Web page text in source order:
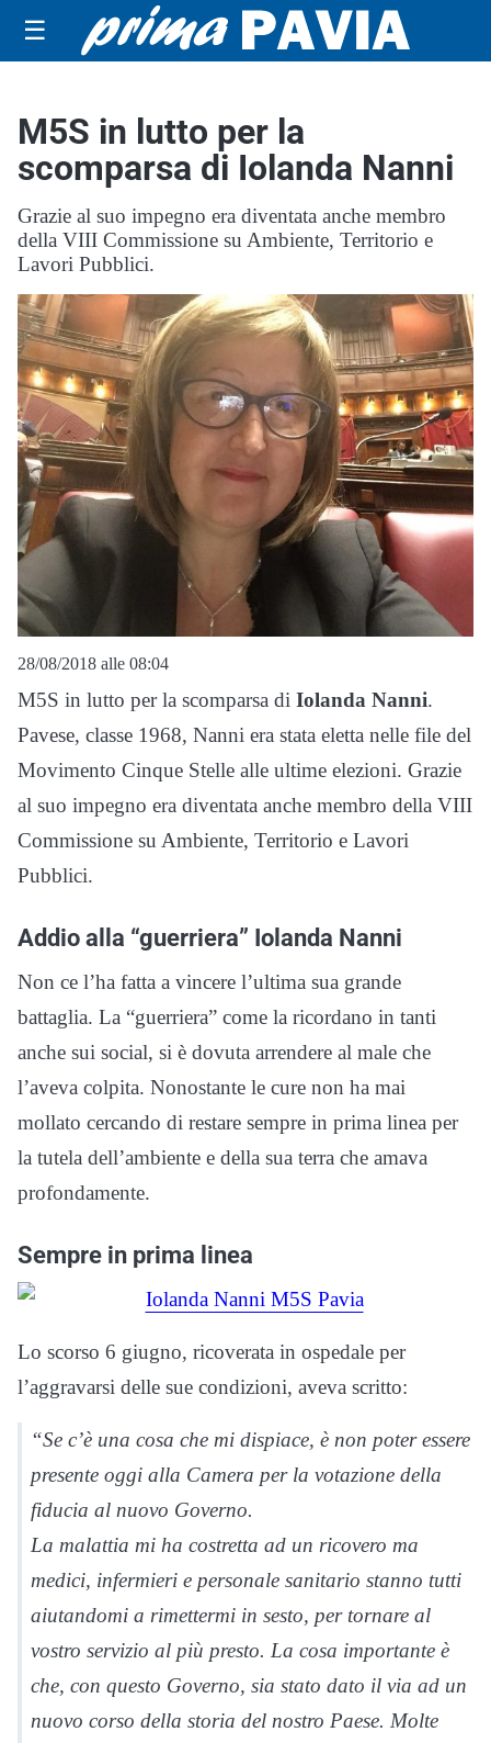
☰
M5S in lutto per la
scomparsa di Iolanda Nanni
Grazie al suo impegno era diventata anche membro
della VIII Commissione su Ambiente, Territorio e
Lavori Pubblici.
28/08/2018 alle 08:04
M5S in lutto per la scomparsa di Iolanda Nanni.
Pavese, classe 1968, Nanni era stata eletta nelle file del
Movimento Cinque Stelle alle ultime elezioni. Grazie
al suo impegno era diventata anche membro della VIII
Commissione su Ambiente, Territorio e Lavori
Pubblici.
Addio alla “guerriera” Iolanda Nanni
Non ce l’ha fatta a vincere l’ultima sua grande
battaglia. La “guerriera” come la ricordano in tanti
anche sui social, si è dovuta arrendere al male che
l’aveva colpita. Nonostante le cure non ha mai
mollato cercando di restare sempre in prima linea per
la tutela dell’ambiente e della sua terra che amava
profondamente.
Sempre in prima linea
Lo scorso 6 giugno, ricoverata in ospedale per
l’aggravarsi delle sue condizioni, aveva scritto:
“Se c’è una cosa che mi dispiace, è non poter essere
presente oggi alla Camera per la votazione della
fiducia al nuovo Governo.
La malattia mi ha costretta ad un ricovero ma
medici, infermieri e personale sanitario stanno tutti
aiutandomi a rimettermi in sesto, per tornare al
vostro servizio al più presto. La cosa importante è
che, con questo Governo, sia stato dato il via ad un
nuovo corso della storia del nostro Paese. Molte